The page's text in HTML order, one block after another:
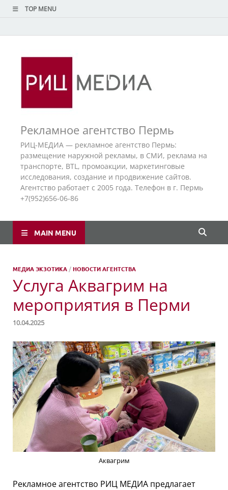
TOP MENU
Рекламное агентство Пермь
РИЦ-МЕДИА — рекламное агентство Пермь:
размещение наружной рекламы, в СМИ, реклама на
транспорте, BTL, промоакции, маркетинговые
исследования, создание и продвижение сайтов.
Агентство работает с 2005 года. Телефон в г. Пермь
+7(952)656-06-86
MAIN MENU
МЕДИА ЭКЗОТИКА /НОВОСТИ АГЕНТСТВА
Услуга Аквагрим на
мероприятия в Перми
10.04.2025
Аквагрим
Рекламное агентство РИЦ МЕДИА предлагает